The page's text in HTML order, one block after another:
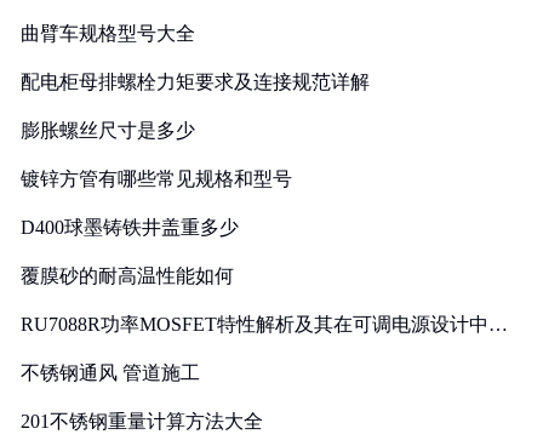
曲臂车规格型号大全
配电柜母排螺栓力矩要求及连接规范详解
膨胀螺丝尺寸是多少
镀锌方管有哪些常见规格和型号
D400球墨铸铁井盖重多少
覆膜砂的耐高温性能如何
RU7088R功率MOSFET特性解析及其在可调电源设计中的
不锈钢通风 管道施工
201不锈钢重量计算方法大全